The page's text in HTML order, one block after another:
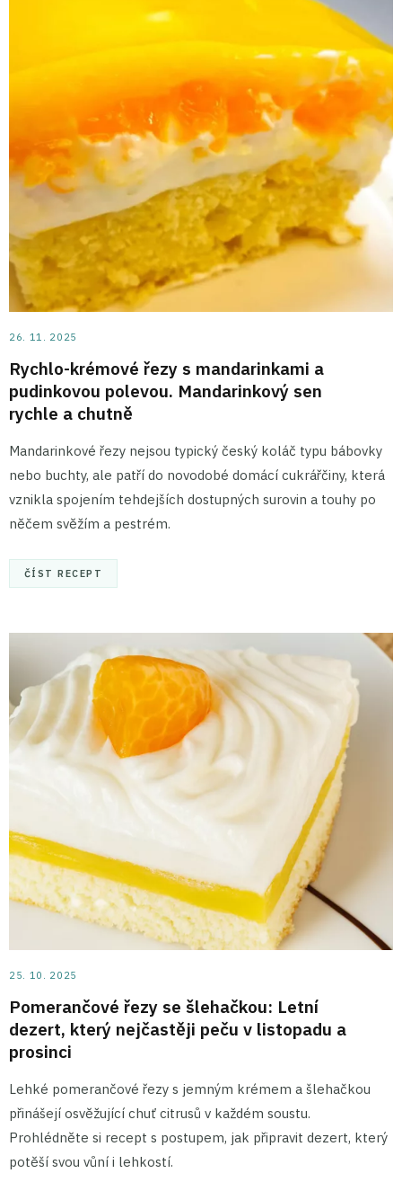
26. 11. 2025
Rychlo-krémové řezy s mandarinkami a
pudinkovou polevou. Mandarinkový sen
rychle a chutně
Mandarinkové řezy nejsou typický český koláč typu bábovky
nebo buchty, ale patří do novodobé domácí cukrářčiny, která
vznikla spojením tehdejších dostupných surovin a touhy po
něčem svěžím a pestrém.
ČÍST RECEPT
25. 10. 2025
Pomerančové řezy se šlehačkou: Letní
dezert, který nejčastěji peču v listopadu a
prosinci
Lehké pomerančové řezy s jemným krémem a šlehačkou
přinášejí osvěžující chuť citrusů v každém soustu.
Prohlédněte si recept s postupem, jak připravit dezert, který
potěší svou vůní i lehkostí.